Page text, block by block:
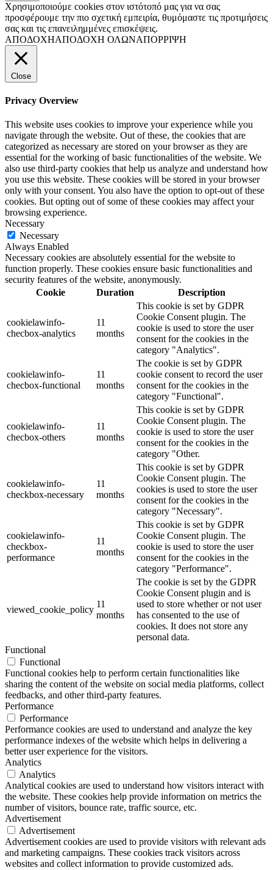
Χρησιμοποιούμε cookies στον ιστότοπό μας για να σας
προσφέρουμε την πιο σχετική εμπειρία, θυμόμαστε τις προτιμήσεις
σας και τις επανειλημμένες επισκέψεις.
ΑΠΟΔΟΧΗΑΠΟΔΟΧΗ ΟΛΩΝΑΠΟΡΡΙΨΗ
Close
Privacy Overview
This website uses cookies to improve your experience while you
navigate through the website. Out of these, the cookies that are
categorized as necessary are stored on your browser as they are
essential for the working of basic functionalities of the website. We
also use third-party cookies that help us analyze and understand how
you use this website. These cookies will be stored in your browser
only with your consent. You also have the option to opt-out of these
cookies. But opting out of some of these cookies may affect your
browsing experience.
Necessary
Necessary
Always Enabled
Necessary cookies are absolutely essential for the website to
function properly. These cookies ensure basic functionalities and
security features of the website, anonymously.
Cookie
Duration Description
cookielawinfo-
checbox-analytics
11
months
This cookie is set by GDPR
Cookie Consent plugin. The
cookie is used to store the user
consent for the cookies in the
category "Analytics".
cookielawinfo-
checbox-functional
11
months
The cookie is set by GDPR
cookie consent to record the user
consent for the cookies in the
category "Functional".
cookielawinfo-
checbox-others
11
months
This cookie is set by GDPR
Cookie Consent plugin. The
cookie is used to store the user
consent for the cookies in the
category "Other.
cookielawinfo-
checkbox-necessary
11
months
This cookie is set by GDPR
Cookie Consent plugin. The
cookies is used to store the user
consent for the cookies in the
category "Necessary".
cookielawinfo-
checkbox-
performance
11
months
This cookie is set by GDPR
Cookie Consent plugin. The
cookie is used to store the user
consent for the cookies in the
category "Performance".
viewed_cookie_policy
11
months
The cookie is set by the GDPR
Cookie Consent plugin and is
used to store whether or not user
has consented to the use of
cookies. It does not store any
personal data.
Functional
Functional
Functional cookies help to perform certain functionalities like
sharing the content of the website on social media platforms, collect
feedbacks, and other third-party features.
Performance
Performance
Performance cookies are used to understand and analyze the key
performance indexes of the website which helps in delivering a
better user experience for the visitors.
Analytics
Analytics
Analytical cookies are used to understand how visitors interact with
the website. These cookies help provide information on metrics the
number of visitors, bounce rate, traffic source, etc.
Advertisement
Advertisement
Advertisement cookies are used to provide visitors with relevant ads
and marketing campaigns. These cookies track visitors across
websites and collect information to provide customized ads.